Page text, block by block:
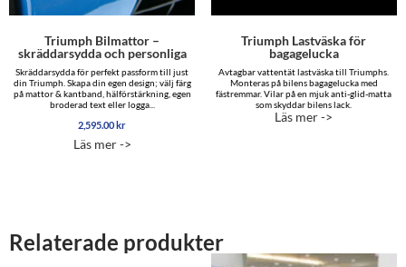
Triumph Bilmattor –
skräddarsydda och personliga
Skräddarsydda för perfekt passform till just
din Triumph. Skapa din egen design; välj färg
på mattor & kantband, hälförstärkning, egen
broderad text eller logga...
2,595.00kr
Läs mer ->
Triumph Lastväska för
bagagelucka
Avtagbar vattentät lastväska till Triumphs.
Monteras på bilens bagagelucka med
fästremmar. Vilar på en mjuk anti-glid-matta
som skyddar bilens lack.
Läs mer ->
Relaterade produkter